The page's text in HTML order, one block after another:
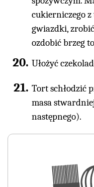
cukierniczego
gwiazdki,
ozdobić brzeg
Ułożyć
Tort schłodzić
masa
następnego).